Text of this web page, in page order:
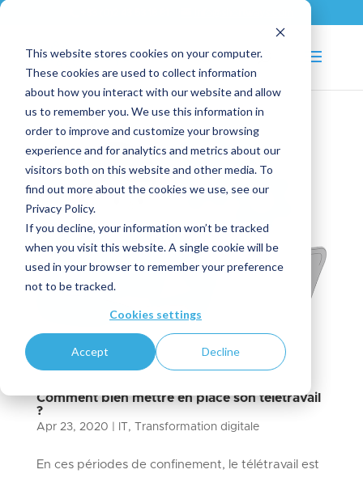
This website stores cookies on your computer.
These cookies are used to collect information
about how you interact with our website and allow
us to remember you. We use this information in
order to improve and customize your browsing
experience and for analytics and metrics about our
visitors both on this website and other media. To
find out more about the cookies we use, see our
Privacy Policy.
If you decline, your information won’t be tracked
when you visit this website. A single cookie will be
used in your browser to remember your preference
not to be tracked.
Cookies settings
Accept Decline
Comment bien mettre en place son télétravail
?
Apr 23, 2020 , Transformation digitale
En ces périodes de confinement, le télétravail est